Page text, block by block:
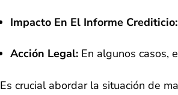
Impacto En El Informe Crediticio:
Acción Legal: En algunos casos,
Es crucial abordar la situación de